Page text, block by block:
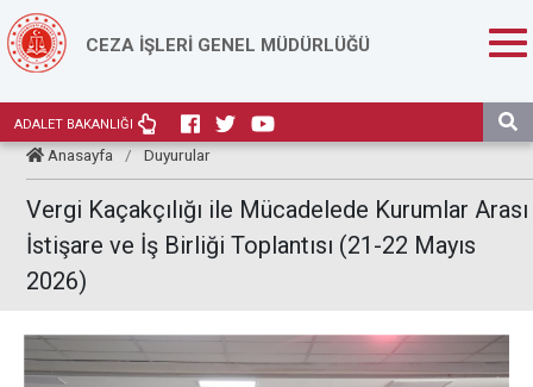
CEZA İŞLERİ GENEL MÜDÜRLÜĞÜ
ADALET BAKANLIĞI
Anasayfa / Duyurular
Vergi Kaçakçılığı ile Mücadelede Kurumlar Arası
İstişare ve İş Birliği Toplantısı (21-22 Mayıs
2026)